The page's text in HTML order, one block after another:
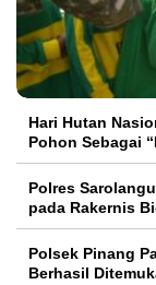
Hari Hutan
Pohon Sebagai
Polres
pada Rakernis
Polsek Pinang
Berhasil